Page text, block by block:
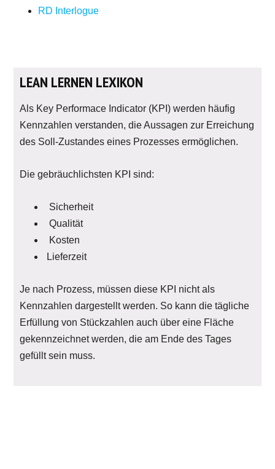
RD Interlogue
LEAN LERNEN LEXIKON
Als Key Performace Indicator (KPI) werden häufig
Kennzahlen verstanden, die Aussagen zur Erreichung
des Soll-Zustandes eines Prozesses ermöglichen.
Die gebräuchlichsten KPI sind:
Sicherheit
Qualität
Kosten
Lieferzeit
Je nach Prozess, müssen diese KPI nicht als
Kennzahlen dargestellt werden. So kann die tägliche
Erfüllung von Stückzahlen auch über eine Fläche
gekennzeichnet werden, die am Ende des Tages
gefüllt sein muss.